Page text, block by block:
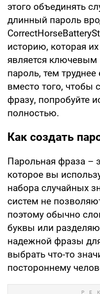
этого объединять
длинный пароль
историю, которая
является
пароль, тем
вместо того, чтобы
фразу, попробуйте
полностью.
Как создать
Парольная фраза –
которое вы
набора случайных
систем не
поэтому обычно
буквы или
надежной фразы
выбрать что-то
постороннему